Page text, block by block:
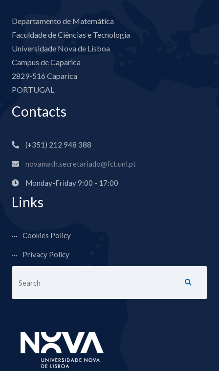
Departamento de Matemática
Faculdade de Ciências e Tecnologia
Universidade Nova de Lisboa
Campus de Caparica
2829-516 Caparica
PORTUGAL
Contacts
(+351) 212 948 388
novamath.secretariado@fct.unl.pt
Monday-Friday 9:00 - 17:00
Links
Cookies Policy
Privacy Policy